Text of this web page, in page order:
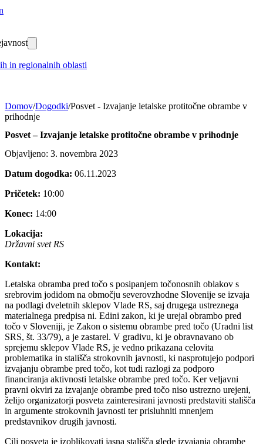
in regionalnih oblasti
Domov/Dogodki/Posvet - Izvajanje letalske protitočne obrambe v
prihodnje
Posvet – Izvajanje letalske protitočne obrambe v prihodnje
Objavljeno: 3. novembra 2023
Datum dogodka: 06.11.2023
Pričetek: 10:00
Konec: 14:00
Lokacija:
Državni svet RS
Kontakt:
Letalska obramba pred točo s posipanjem točonosnih oblakov s
srebrovim jodidom na območju severovzhodne Slovenije se izvaja
na podlagi dveletnih sklepov Vlade RS, saj drugega ustreznega
materialnega predpisa ni. Edini zakon, ki je urejal obrambo pred
točo v Sloveniji, je Zakon o sistemu obrambe pred točo (Uradni list
SRS, št. 33/79), a je zastarel. V gradivu, ki je obravnavano ob
sprejemu sklepov Vlade RS, je vedno prikazana celovita
problematika in stališča strokovnih javnosti, ki nasprotujejo podpori
izvajanju obrambe pred točo, kot tudi razlogi za podporo
financiranja aktivnosti letalske obrambe pred točo. Ker veljavni
pravni okviri za izvajanje obrambe pred točo niso ustrezno urejeni,
želijo organizatorji posveta zainteresirani javnosti predstaviti stališča
in argumente strokovnih javnosti ter prisluhniti mnenjem
predstavnikov drugih javnosti.
Cilj posveta je izoblikovati jasna stališča glede izvajanja obrambe